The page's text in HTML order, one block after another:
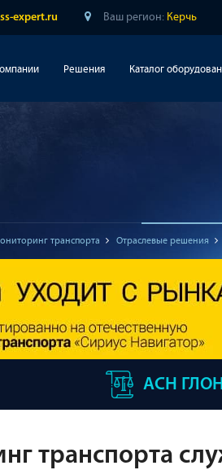
expert.ru Ваш регион: Керчь
Решения Каталог
транспорта Отраслевые решения
АСН
транспорта